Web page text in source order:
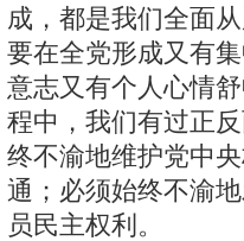
成，都是我们全面
要在全党形成又有
意志又有个人心情
程中，我们有过正
终不渝地维护党中
通；必须始终不渝
员民主权利。